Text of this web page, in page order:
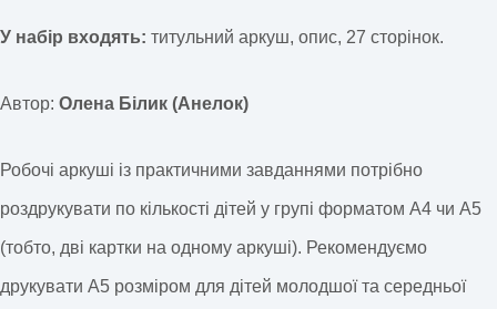
У набір входять: титульний аркуш, опис, 27 сторінок.
Автор: Олена Білик (Анелок)
Робочі аркуші із практичними завданнями потрібно
роздрукувати по кількості дітей у групі форматом А4 чи А5
(тобто, дві картки на одному аркуші). Рекомендуємо
друкувати А5 розміром для дітей молодшої та середньої